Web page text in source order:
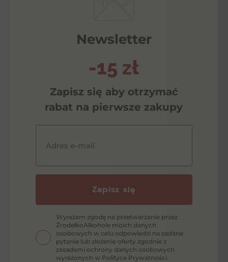
Newsletter
-15 zł
Zapisz się aby otrzymać
rabat na pierwsze zakupy
Adres e-mail
Zapisz się
Wyrażam zgodę na przetwarzanie przez
ŹrodełkoAlkohole moich danych
osobowych w celu odpowiedzi na zadane
pytanie lub złożenie oferty zgodnie z
zasadami ochrony danych osobowych
wyrażonych w Polityce Prywatności.